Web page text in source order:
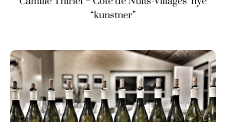
“kunstner”